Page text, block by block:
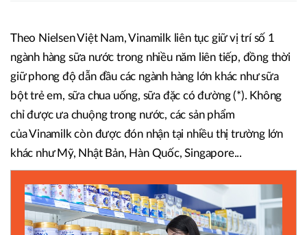
Theo Nielsen Việt Nam, Vinamilk liên tục giữ vị trí số 1
ngành hàng sữa nước trong nhiều năm liên tiếp, đồng thời
giữ phong độ dẫn đầu các ngành hàng lớn khác như sữa
bột trẻ em, sữa chua uống, sữa đặc có đường (*). Không
chỉ được ưa chuộng trong nước, các sản phẩm
của Vinamilk còn được đón nhận tại nhiều thị trường lớn
khác như Mỹ, Nhật Bản, Hàn Quốc, Singapore...